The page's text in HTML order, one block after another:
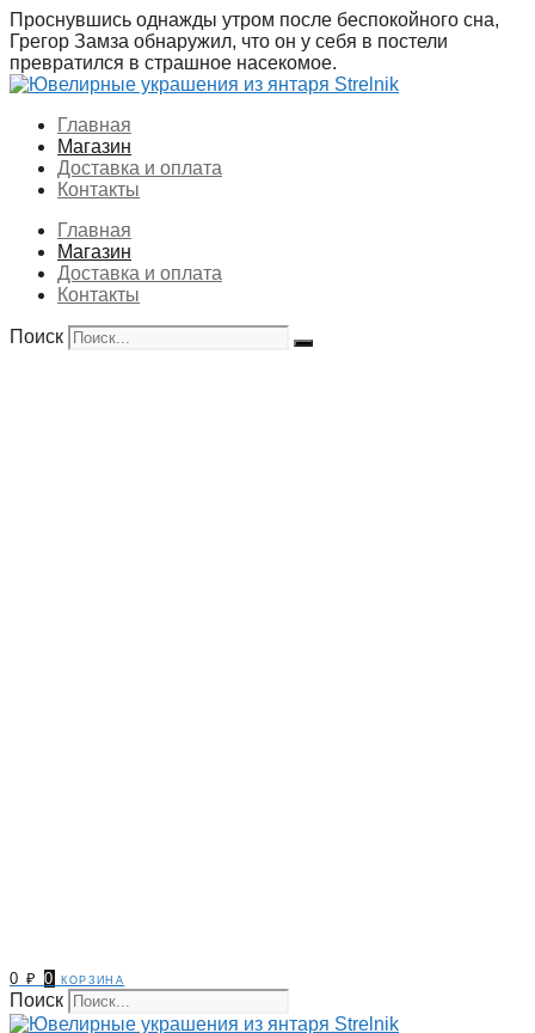
Перейти
к
содержимому
Проснувшись однажды утром после беспокойного сна,
Грегор Замза обнаружил, что он у себя в постели
превратился в страшное насекомое.
Главная
Магазин
Доставка и оплата
Контакты
Главная
Магазин
Доставка и оплата
Контакты
Поиск
0₽ 0 корзина
Поиск